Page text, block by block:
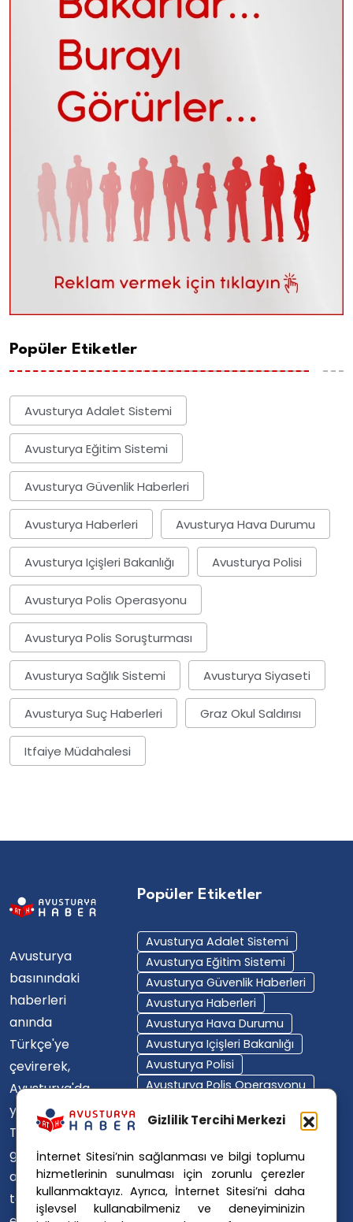
Gizlilik Tercihi Merkezi
İnternet Sitesi’nin sağlanması ve bilgi toplumu
hizmetlerinin sunulması için zorunlu çerezler
kullanmaktayız. Ayrıca, İnternet Sitesi’ni daha
işlevsel kullanabilmeniz ve deneyiminizin
Popüler Etiketler
Avusturya Adalet Sistemi
Avusturya Eğitim Sistemi
Avusturya Güvenlik Haberleri
Avusturya Haberleri Avusturya Hava Durumu
Avusturya Içişleri Bakanlığı Avusturya Polisi
Avusturya Polis Operasyonu
Avusturya Polis Soruşturması
Avusturya Sağlık Sistemi Avusturya Siyaseti
Avusturya Suç Haberleri Graz Okul Saldırısı
Itfaiye Müdahalesi
Avusturya
basınındaki
haberleri
anında
Türkçe'ye
çevirerek,
Avusturya'da
yaşayan
Türklerin ülke
gündemini
ana dillerinde
takip
Popüler Etiketler
Avusturya Adalet Sistemi
Avusturya Eğitim Sistemi
Avusturya Güvenlik Haberleri
Avusturya Haberleri
Avusturya Hava Durumu
Avusturya Içişleri Bakanlığı
Avusturya Polisi
Avusturya Polis Operasyonu
Avusturya Sağlık Sistemi
Avusturya Suç Haberleri
Avusturya Trafik Haberleri
Donald Trump
FPÖ